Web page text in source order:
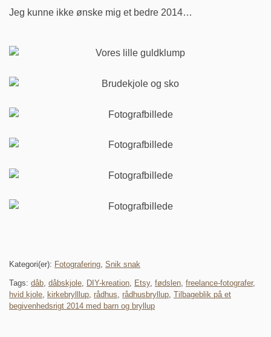
Jeg kunne ikke ønske mig et bedre 2014…
Kategori(er): Fotografering Snik snak
Tags: dåb, dåbskjole, DIY-kreation, Etsy, fødslen, freelance-fotografer,
hvid kjole, kirkebrylllup, rådhus, rådhusbryllup, Tilbageblik på et
begivenhedsrigt 2014 med barn og bryllup